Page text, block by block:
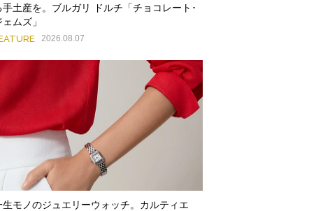
手土産を。ブルガリ ドルチ「チョコレート･
ェムズ」
2026.08.07
生モノのジュエリーウォッチ。カルティエ